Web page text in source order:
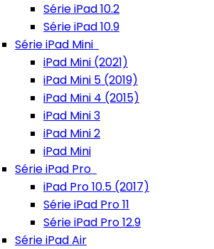
Série iPad 10.2
Série iPad 10.9
Série iPad Mini
iPad Mini (2021)
iPad Mini 5 (2019)
iPad Mini 4 (2015)
iPad Mini 3
iPad Mini 2
iPad Mini
Série iPad Pro
iPad Pro 10.5 (2017)
Série iPad Pro 11
Série iPad Pro 12.9
Série iPad Air